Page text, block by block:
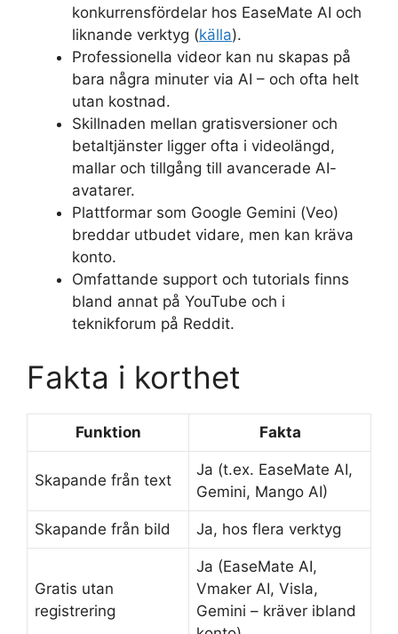
konkurrensfördelar hos EaseMate AI och
liknande verktyg (källa).
Professionella videor kan nu skapas på
bara några minuter via AI – och ofta helt
utan kostnad.
Skillnaden mellan gratisversioner och
betaltjänster ligger ofta i videolängd,
mallar och tillgång till avancerade AI-
avatarer.
Plattformar som Google Gemini (Veo)
breddar utbudet vidare, men kan kräva
konto.
Omfattande support och tutorials finns
bland annat på YouTube och i
teknikforum på Reddit.
Fakta i korthet
Funktion Fakta
Skapande från text
Ja (t.ex. EaseMate AI,
Gemini, Mango AI)
Skapande från bild Ja, hos flera verktyg
Gratis utan
registrering
Ja (EaseMate AI,
Vmaker AI, Visla,
Gemini – kräver ibland